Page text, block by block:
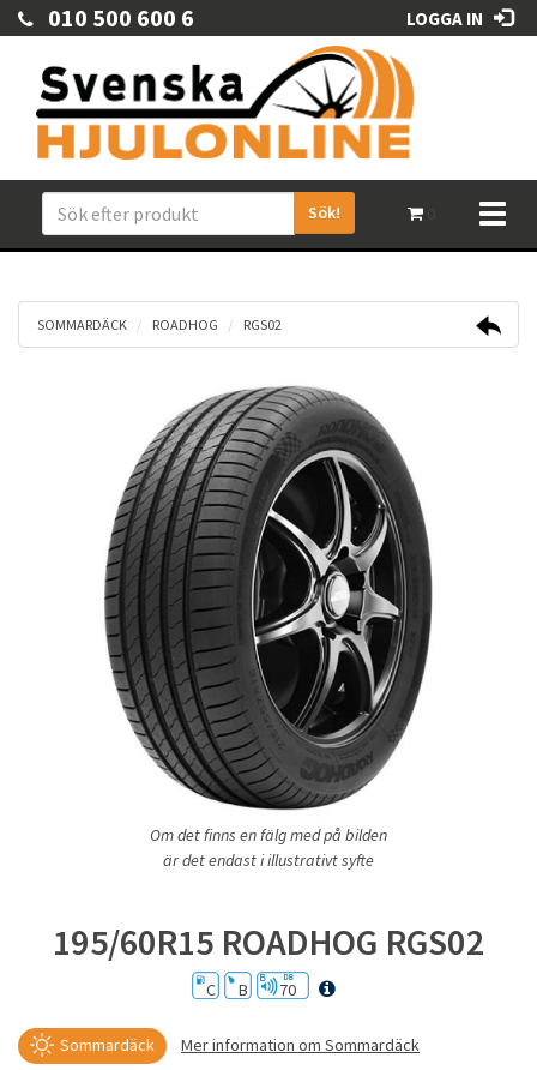
010 500 600 6 LOGGA IN
Sök!
SOMMARDÄCK ROADHOG RGS02
Om det finns en fälg med på bilden
är det endast i illustrativt syfte
195/60R15 ROADHOG RGS02
C B 70
Sommardäck Mer information om Sommardäck